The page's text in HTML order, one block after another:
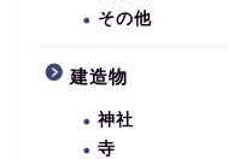
その他
建造物
神社
寺